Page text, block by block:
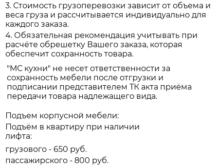
3. Стоимость грузоперевозки зависит от объема и
веса груза и рассчитывается индивидуально для
каждого заказа.
4. Обязательная рекомендация учитывать при
расчёте обрешетку Вашего заказа, которая
обеспечит сохранность товара.
"МС кухни" не несет ответственности за
сохранность мебели после отгрузки и
подписании представителем ТК акта приёма
передачи товара надлежащего вида.
Подъем корпусной мебели:
Подъём в квартиру при наличии
лифта:
грузового - 650 руб.
пассажирского - 800 руб.